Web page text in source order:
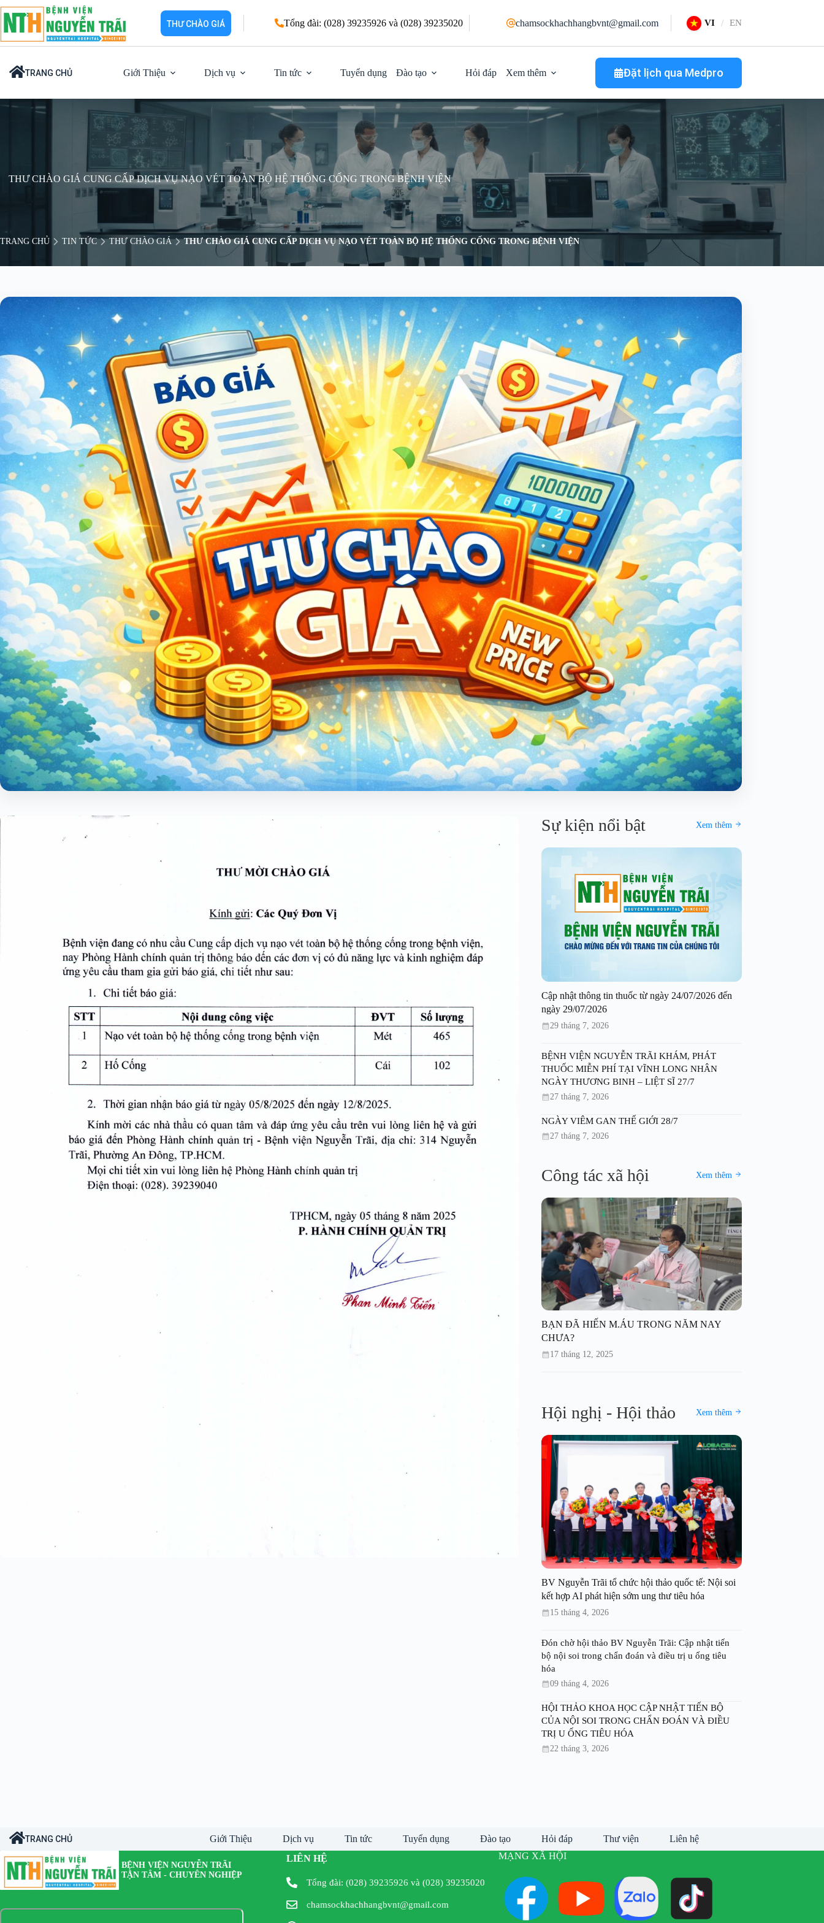
Chuyển
đến
phần
dung
THƯ CHÀO GIÁ Tổng đài: (028) 39235926 và (028) 39235020 chamsockhachhangbvnt@gmail.com EN
VI
TRANG CHỦ Giới Thiệu Dịch vụ Tin tức Tuyển dụng Đào tạo Hỏi đáp Xem thêm Đặt lịch qua Medpro
THƯ CHÀO GIÁ CUNG CẤP DỊCH VỤ NẠO VÉT TOÀN BỘ HỆ THỐNG CỐNG TRONG BỆNH VIỆN
TRANG CHỦ TIN TỨC THƯ CHÀO GIÁ THƯ CHÀO GIÁ CUNG CẤP DỊCH VỤ NẠO VÉT TOÀN BỘ HỆ THỐNG CỐNG TRONG BỆNH VIỆN
Sự kiện nổi bật Xem thêm
Cập nhật thông tin thuốc từ ngày 24/07/2026 đến
ngày 29/07/2026
29 tháng 7, 2026
BỆNH VIỆN NGUYỄN TRÃI KHÁM, PHÁT
THUỐC MIỄN PHÍ TẠI VĨNH LONG NHÂN
NGÀY THƯƠNG BINH – LIỆT SĨ 27/7
27 tháng 7, 2026
NGÀY VIÊM GAN THẾ GIỚI 28/7
27 tháng 7, 2026
Công tác xã hội Xem thêm
BẠN ĐÃ HIẾN M.ÁU TRONG NĂM NAY
CHƯA?
17 tháng 12, 2025
Hội nghị - Hội thảo Xem thêm
BV Nguyễn Trãi tổ chức hội thảo quốc tế: Nội soi
kết hợp AI phát hiện sớm ung thư tiêu hóa
15 tháng 4, 2026
Đón chờ hội thảo BV Nguyễn Trãi: Cập nhật tiến
bộ nội soi trong chẩn đoán và điều trị u ống tiêu
hóa
09 tháng 4, 2026
HỘI THẢO KHOA HỌC CẬP NHẬT TIẾN BỘ
CỦA NỘI SOI TRONG CHẨN ĐOÁN VÀ ĐIỀU
TRỊ U ỐNG TIÊU HÓA
22 tháng 3, 2026
TRANG CHỦ Giới Thiệu Dịch vụ Tin tức Tuyển dụng Đào tạo Hỏi đáp Thư viện Liên hệ
BỆNH VIỆN NGUYỄN TRÃI
TẬN TÂM - CHUYÊN NGHIỆP
LIÊN HỆ
Tổng đài: (028) 39235926 và (028) 39235020
chamsockhachhangbvnt@gmail.com
MẠNG XÃ HỘI